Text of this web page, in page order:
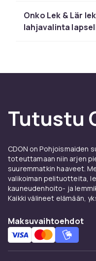
ja Schleichistä
nopealla
löytääksesi
ja Schleichistä
nopealla
Vertaile tuotteita
löytääksesi
CDONilta löydät
nopealla
Vertaile tuotteita ja
löytääksesi
Onko Lek & Lär
lahjavalinta
Tutustu
CDON on Pohjoismaiden
toteuttamaan niin arjen
suuremmatkin haaveet.
valikoiman pelituotteita,
kauneudenhoito- ja
Kaikki välineet elämään,
Maksuvaihtoehdot